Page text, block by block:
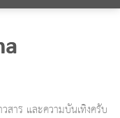
สาร และความบันเทิงครับ